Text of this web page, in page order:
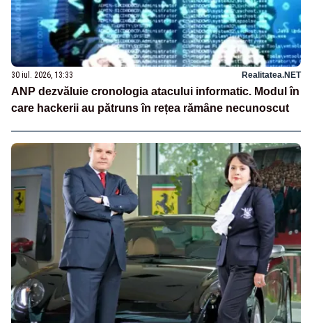
30 iul. 2026, 13:33 Realitatea.NET
ANP dezvăluie cronologia atacului informatic. Modul în
care hackerii au pătruns în rețea rămâne necunoscut